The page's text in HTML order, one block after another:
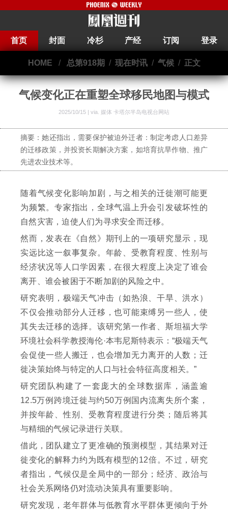
首页 封面 冷杉 产经 订阅 登录
HOME / 总第918期 / 现在时讯/ 气候/ 正文
气候变化正在重塑全球移民地图与模式
2025/10/15 | via. 媒体 卡塔尔半岛电视台网站
摘要：她还指出，需要保护被迫外迁者：制定考虑人口差异
的迁移政策，并投资长期解决方案，如培育抗旱作物、推广
先进农业技术等。
随着气候变化影响加剧，与之相关的迁徙潮可能更
为频繁。专家指出，全球气温上升会引发破坏性的
自然灾害，迫使人们为寻求安全而迁移。
然而，发表在《自然》期刊上的一项研究显示，现
实远比这一叙事复杂。年龄、受教育程度、性别与
经济状况等人口学因素，在很大程度上决定了谁会
离开、谁会被困于不断加剧的风险之中。
研究表明，极端天气冲击（如热浪、干旱、洪水）
不仅会推动部分人迁移，也可能束缚另一些人，使
其失去迁移的选择。该研究第一作者、斯坦福大学
环境社会科学教授海伦·本韦尼斯特表示：“极端天气
会促使一些人搬迁，也会增加无力离开的人数；迁
徙决策始终与特定的人口与社会特征高度相关。”
研究团队构建了一套庞大的全球数据库，涵盖逾
12.5万例跨境迁徙与约50万例国内流离失所个案，
并按年龄、性别、受教育程度进行分类；随后将其
与精细的气候记录进行关联。
借此，团队建立了更准确的预测模型，其结果对迁
徙变化的解释力约为既有模型的12倍。不过，研究
者指出，气候仅是全局中的一部分；经济、政治与
社会关系网络仍对流动决策具有重要影响。
研究发现，老年群体与低教育水平群体更倾向于外